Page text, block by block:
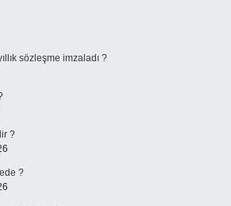
sözleşme imzaladı ?
?
?